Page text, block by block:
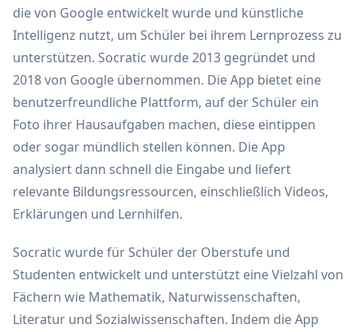
die von Google entwickelt wurde und künstliche
Intelligenz nutzt, um Schüler bei ihrem Lernprozess zu
unterstützen. Socratic wurde 2013 gegründet und
2018 von Google übernommen. Die App bietet eine
benutzerfreundliche Plattform, auf der Schüler ein
Foto ihrer Hausaufgaben machen, diese eintippen
oder sogar mündlich stellen können. Die App
analysiert dann schnell die Eingabe und liefert
relevante Bildungsressourcen, einschließlich Videos,
Erklärungen und Lernhilfen.
Socratic wurde für Schüler der Oberstufe und
Studenten entwickelt und unterstützt eine Vielzahl von
Fächern wie Mathematik, Naturwissenschaften,
Literatur und Sozialwissenschaften. Indem die App